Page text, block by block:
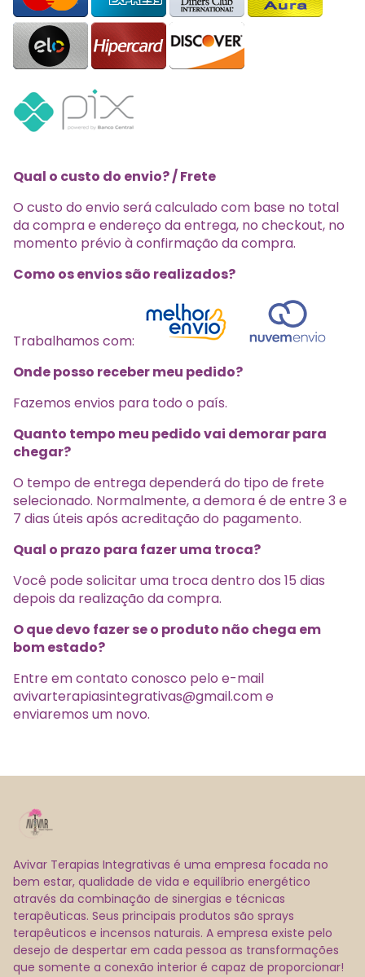
Qual o custo do envio? / Frete
O custo do envio será calculado com base no total
da compra e endereço da entrega, no checkout, no
momento prévio à confirmação da compra.
Como os envios são realizados?
Trabalhamos com:
Onde posso receber meu pedido?
Fazemos envios para todo o país.
Quanto tempo meu pedido vai demorar para
chegar?
O tempo de entrega dependerá do tipo de frete
selecionado. Normalmente, a demora é de entre 3 e
7 dias úteis após acreditação do pagamento.
Qual o prazo para fazer uma troca?
Você pode solicitar uma troca dentro dos 15 dias
depois da realização da compra.
O que devo fazer se o produto não chega em
bom estado?
Entre em contato conosco pelo e-mail
avivarterapiasintegrativas@gmail.come
enviaremos um novo.
Avivar Terapias Integrativas é uma empresa focada no
bem estar, qualidade de vida e equilíbrio energético
através da combinação de sinergias e técnicas
terapêuticas. Seus principais produtos são sprays
terapêuticos e incensos naturais. A empresa existe pelo
desejo de despertar em cada pessoa as transformações
que somente a conexão interior é capaz de proporcionar!